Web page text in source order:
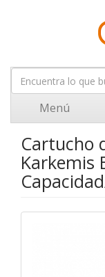
Menú
Cartucho
Karkemis